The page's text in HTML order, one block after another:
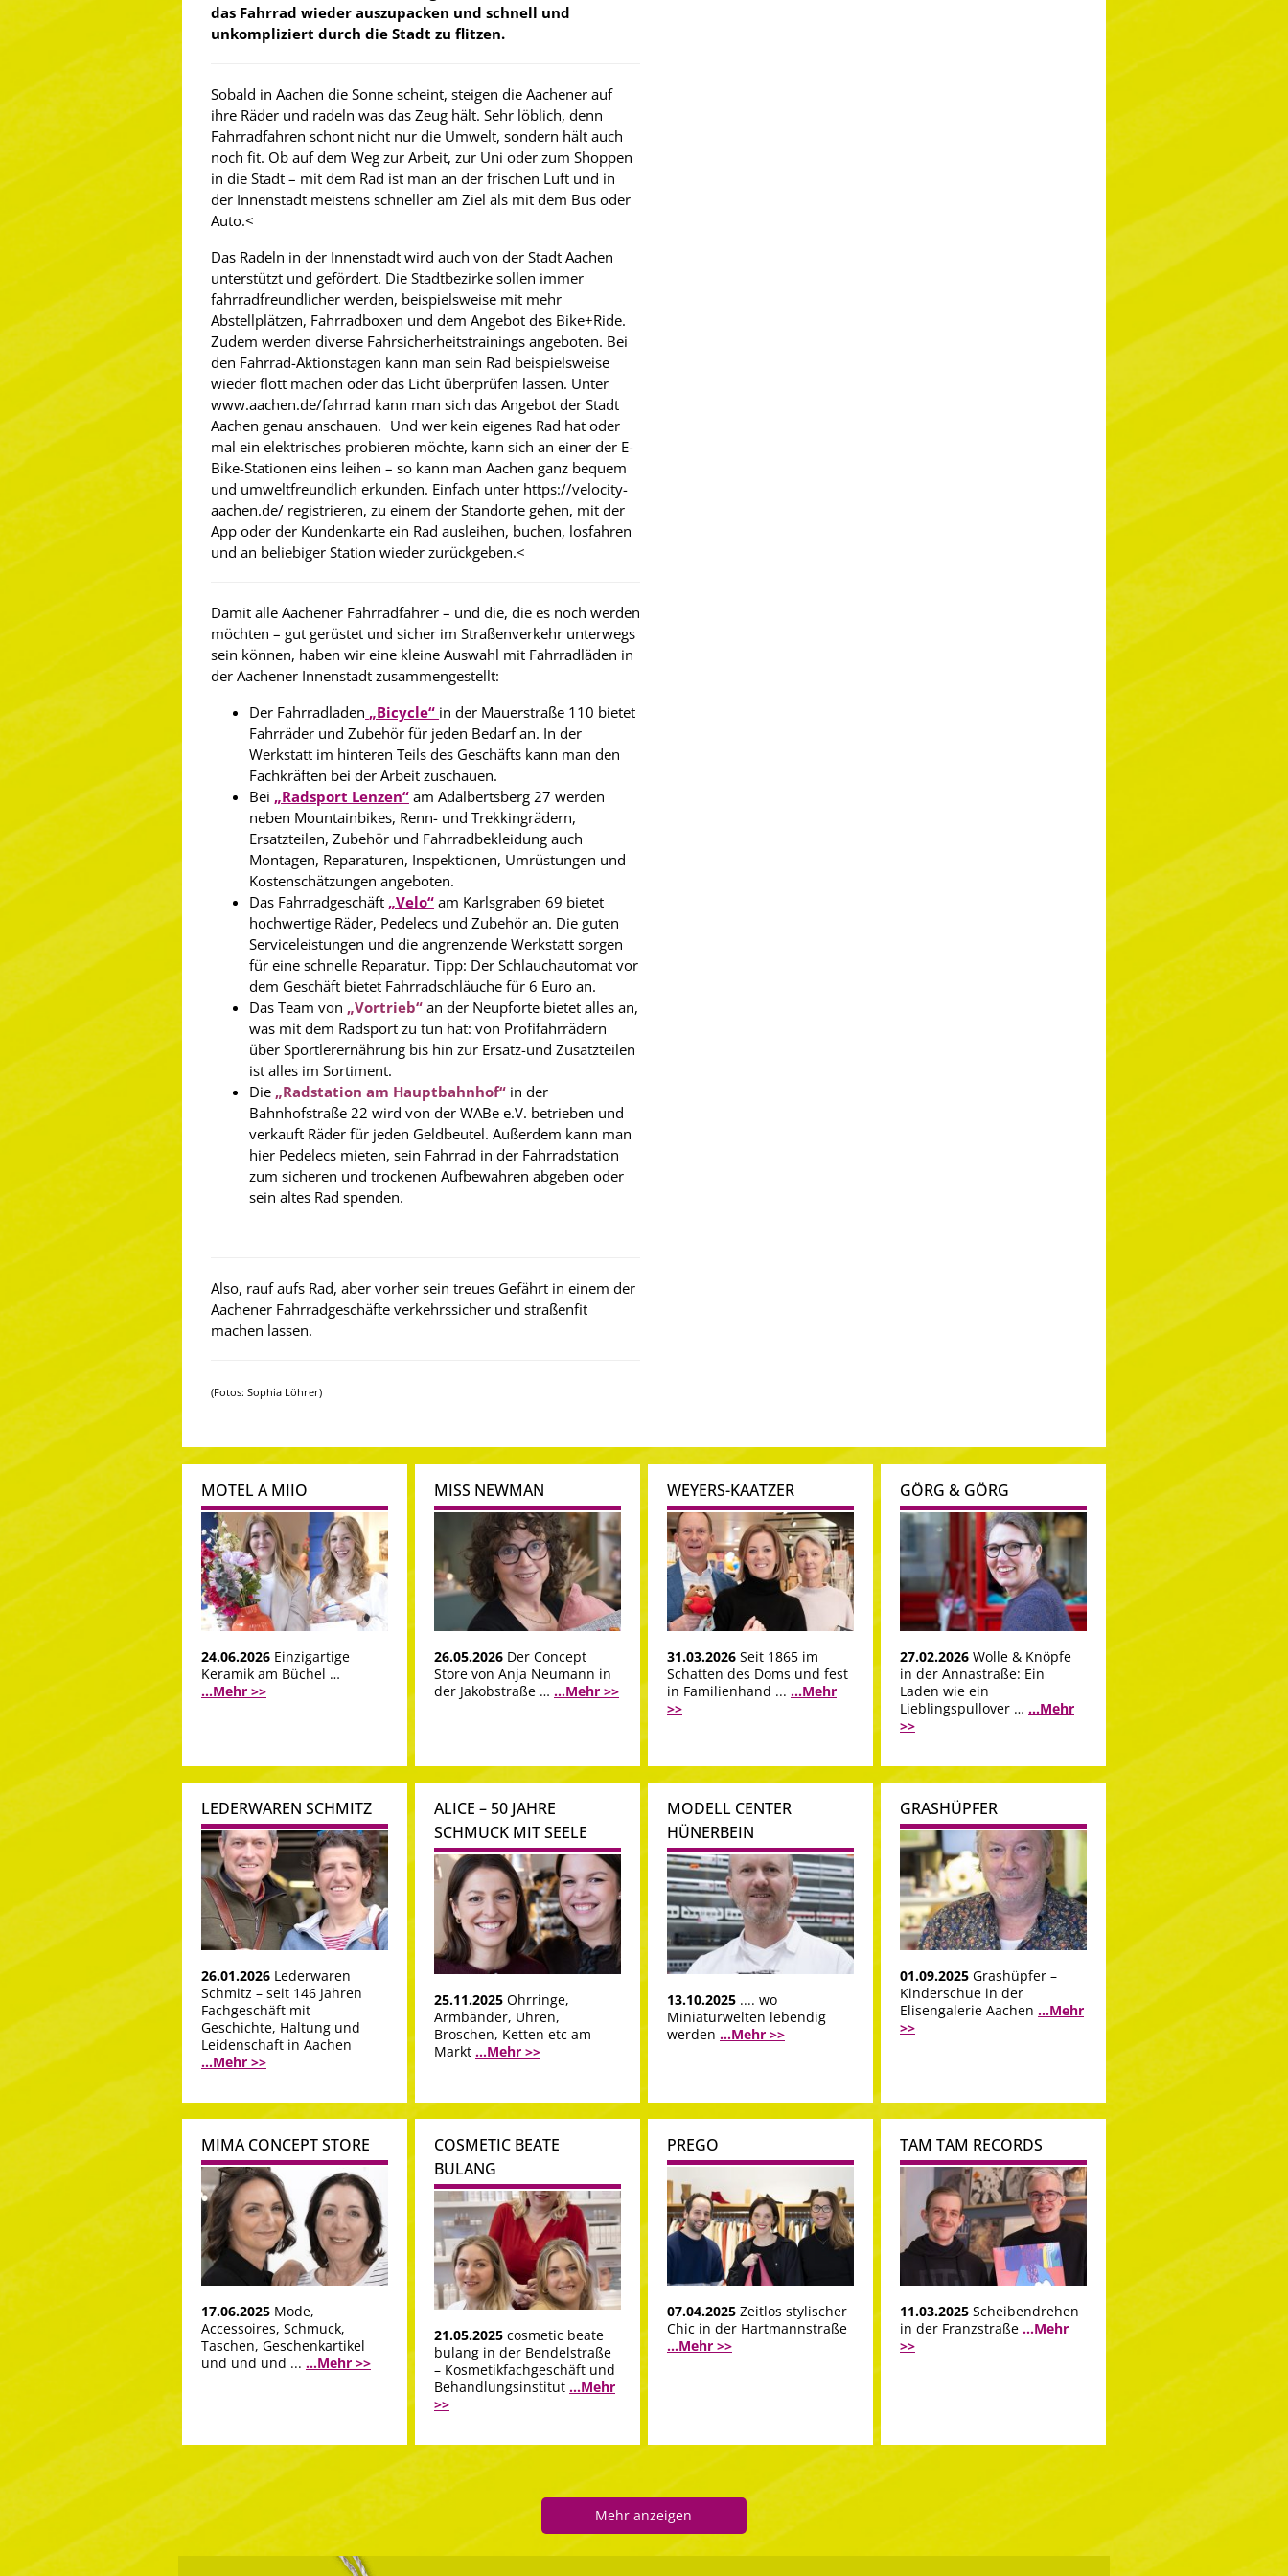
das Fahrrad wieder auszupacken und schnell und
unkompliziert durch die Stadt zu flitzen.
Sobald in Aachen die Sonne scheint, steigen die Aachener auf
ihre Räder und radeln was das Zeug hält. Sehr löblich, denn
Fahrradfahren schont nicht nur die Umwelt, sondern hält auch
noch fit. Ob auf dem Weg zur Arbeit, zur Uni oder zum Shoppen
in die Stadt – mit dem Rad ist man an der frischen Luft und in
der Innenstadt meistens schneller am Ziel als mit dem Bus oder
Auto.<
Das Radeln in der Innenstadt wird auch von der Stadt Aachen
unterstützt und gefördert. Die Stadtbezirke sollen immer
fahrradfreundlicher werden, beispielsweise mit mehr
Abstellplätzen, Fahrradboxen und dem Angebot des Bike+Ride.
Zudem werden diverse Fahrsicherheitstrainings angeboten. Bei
den Fahrrad-Aktionstagen kann man sein Rad beispielsweise
wieder flott machen oder das Licht überprüfen lassen. Unter
www.aachen.de/fahrrad kann man sich das Angebot der Stadt
Aachen genau anschauen. Und wer kein eigenes Rad hat oder
mal ein elektrisches probieren möchte, kann sich an einer der E-
Bike-Stationen eins leihen – so kann man Aachen ganz bequem
und umweltfreundlich erkunden. Einfach unter https://velocity-
aachen.de/ registrieren, zu einem der Standorte gehen, mit der
App oder der Kundenkarte ein Rad ausleihen, buchen, losfahren
und an beliebiger Station wieder zurückgeben.<
Damit alle Aachener Fahrradfahrer – und die, die es noch werden
möchten – gut gerüstet und sicher im Straßenverkehr unterwegs
sein können, haben wir eine kleine Auswahl mit Fahrradläden in
der Aachener Innenstadt zusammengestellt:
Der Fahrradladen „Bicycle“ in der Mauerstraße 110 bietet
Fahrräder und Zubehör für jeden Bedarf an. In der
Werkstatt im hinteren Teils des Geschäfts kann man den
Fachkräften bei der Arbeit zuschauen.
Bei „Radsport Lenzen“ am Adalbertsberg 27 werden
neben Mountainbikes, Renn- und Trekkingrädern,
Ersatzteilen, Zubehör und Fahrradbekleidung auch
Montagen, Reparaturen, Inspektionen, Umrüstungen und
Kostenschätzungen angeboten.
Das Fahrradgeschäft „Velo“ am Karlsgraben 69 bietet
hochwertige Räder, Pedelecs und Zubehör an. Die guten
Serviceleistungen und die angrenzende Werkstatt sorgen
für eine schnelle Reparatur. Tipp: Der Schlauchautomat vor
dem Geschäft bietet Fahrradschläuche für 6 Euro an.
Das Team von „Vortrieb“ an der Neupforte bietet alles an,
was mit dem Radsport zu tun hat: von Profifahrrädern
über Sportlerernährung bis hin zur Ersatz-und Zusatzteilen
ist alles im Sortiment.
Die „Radstation am Hauptbahnhof“ in der
Bahnhofstraße 22 wird von der WABe e.V. betrieben und
verkauft Räder für jeden Geldbeutel. Außerdem kann man
hier Pedelecs mieten, sein Fahrrad in der Fahrradstation
zum sicheren und trockenen Aufbewahren abgeben oder
sein altes Rad spenden.
Also, rauf aufs Rad, aber vorher sein treues Gefährt in einem der
Aachener Fahrradgeschäfte verkehrssicher und straßenfit
machen lassen.
(Fotos: Sophia Löhrer)
MOTEL A MIIO
24.06.2026 Einzigartige
Keramik am Büchel …
...Mehr >>
MISS NEWMAN
26.05.2026 Der Concept
Store von Anja Neumann in
der Jakobstraße … ...Mehr >>
WEYERS-KAATZER
31.03.2026 Seit 1865 im
Schatten des Doms und fest
in Familienhand ... ...Mehr
>>
GÖRG & GÖRG
27.02.2026 Wolle & Knöpfe
in der Annastraße: Ein
Laden wie ein
Lieblingspullover … ...Mehr
>>
LEDERWAREN SCHMITZ
26.01.2026 Lederwaren
Schmitz – seit 146 Jahren
Fachgeschäft mit
Geschichte, Haltung und
Leidenschaft in Aachen
...Mehr >>
ALICE – 50 JAHRE
SCHMUCK MIT SEELE
25.11.2025 Ohrringe,
Armbänder, Uhren,
Broschen, Ketten etc am
Markt ...Mehr >>
MODELL CENTER
HÜNERBEIN
13.10.2025 .... wo
Miniaturwelten lebendig
werden ...Mehr >>
GRASHÜPFER
01.09.2025 Grashüpfer –
Kinderschue in der
Elisengalerie Aachen ...Mehr
>>
MIMA CONCEPT STORE
17.06.2025 Mode,
Accessoires, Schmuck,
Taschen, Geschenkartikel
und und und ... ...Mehr >>
COSMETIC BEATE
BULANG
21.05.2025 cosmetic beate
bulang in der Bendelstraße
– Kosmetikfachgeschäft und
Behandlungsinstitut ...Mehr
>>
PREGO
07.04.2025 Zeitlos stylischer
Chic in der Hartmannstraße
...Mehr >>
TAM TAM RECORDS
11.03.2025 Scheibendrehen
in der Franzstraße ...Mehr
>>
Mehr anzeigen